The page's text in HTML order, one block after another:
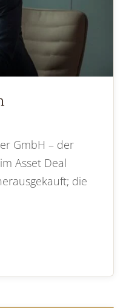
GmbH – der
Asset Deal
die